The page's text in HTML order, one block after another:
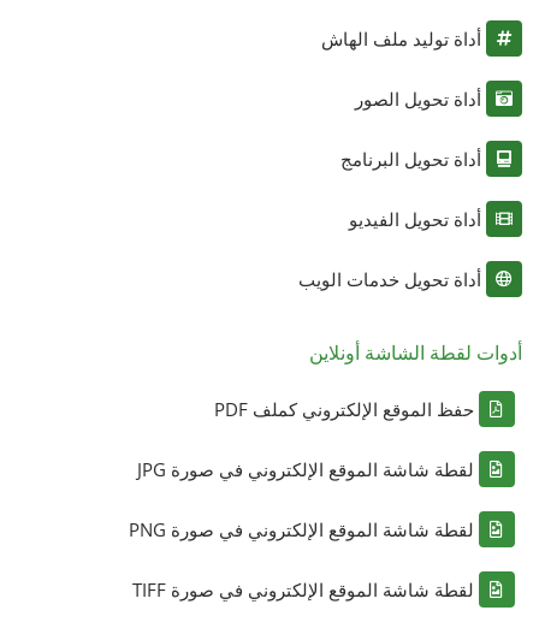
أداة توليد ملف الهاش
أداة تحويل الصور
أداة تحويل البرنامج
أداة تحويل الفيديو
أداة تحويل خدمات الويب
أدوات لقطة الشاشة أونلاين
حفظ الموقع الإلكتروني كملف PDF
لقطة شاشة الموقع الإلكتروني في صورة JPG
لقطة شاشة الموقع الإلكتروني في صورة PNG
لقطة شاشة الموقع الإلكتروني في صورة TIFF